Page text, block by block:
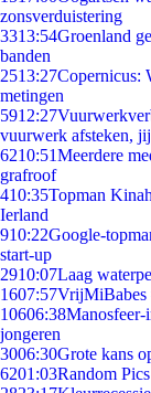
zonsverduistering
3313:54Groenland
banden
2513:27Copernicus:
metingen
5912:27
vuurwerk afsteken,
6210:51Meerdere
grafroof
410:35Topman
Ierland
910:22Google-
start-up
2910:07Laag
1607:57VrijMiBabes
10606:38Manosfeer-
jongeren
3006:30Grote kans
6201:03Random